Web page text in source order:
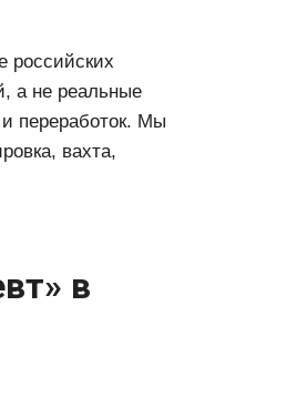
а не реальные
переработок. Мы
вахта,
в